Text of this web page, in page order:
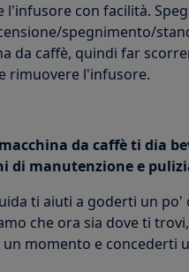
con facilità.
spegnimento/
da caffè, quindi far
rimuovere l'infusore.
da caffè ti dia
di manutenzione e
ti aiuti a goderti un po'
che ora sia dove ti
momento e concederti